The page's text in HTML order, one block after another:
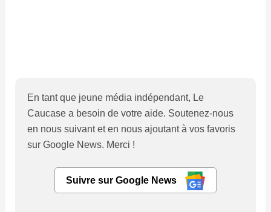
En tant que jeune média indépendant, Le
Caucase a besoin de votre aide. Soutenez-nous
en nous suivant et en nous ajoutant à vos favoris
sur Google News. Merci !
Suivre sur Google News